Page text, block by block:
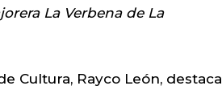
La Verbena de La
Cultura, Rayco León, destaca